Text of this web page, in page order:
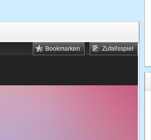
Zufallsspiel
Bookmarken